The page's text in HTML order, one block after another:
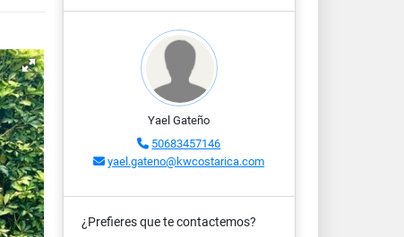
Yael Gateño
50683457146
yael.gateno@kwcostarica.com
¿Prefieres que te contactemos?